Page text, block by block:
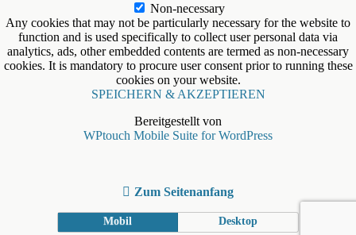
Non-necessary
Any cookies that may not be particularly necessary for the website to
function and is used specifically to collect user personal data via
analytics, ads, other embedded contents are termed as non-necessary
cookies. It is mandatory to procure user consent prior to running these
cookies on your website.
SPEICHERN & AKZEPTIEREN
Bereitgestellt von
WPtouch Mobile Suite for WordPress
Zum Seitenanfang
Mobil Desktop